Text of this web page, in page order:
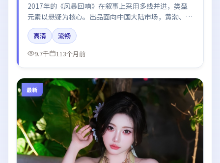
2017年的《风暴回响》在叙事上采用多线并进，类型
元素以悬疑为核心。出品面向中国大陆市场，黄渤、梁
朝伟、易烊千玺、雷佳音所饰角色推动关键反转，结尾
留白引发讨论。
高清
流畅
9.7千
113个月前
最新